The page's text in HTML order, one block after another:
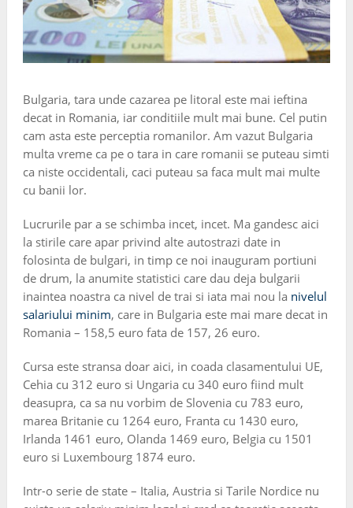
Bulgaria, tara unde cazarea pe litoral este mai ieftina
decat in Romania, iar conditiile mult mai bune. Cel putin
cam asta este perceptia romanilor. Am vazut Bulgaria
multa vreme ca pe o tara in care romanii se puteau simti
ca niste occidentali, caci puteau sa faca mult mai multe
cu banii lor.
Lucrurile par a se schimba incet, incet. Ma gandesc aici
la stirile care apar privind alte autostrazi date in
folosinta de bulgari, in timp ce noi inauguram portiuni
de drum, la anumite statistici care dau deja bulgarii
inaintea noastra ca nivel de trai si iata mai nou la nivelul
salariului minim, care in Bulgaria este mai mare decat in
Romania – 158,5 euro fata de 157, 26 euro.
Cursa este stransa doar aici, in coada clasamentului UE,
Cehia cu 312 euro si Ungaria cu 340 euro fiind mult
deasupra, ca sa nu vorbim de Slovenia cu 783 euro,
marea Britanie cu 1264 euro, Franta cu 1430 euro,
Irlanda 1461 euro, Olanda 1469 euro, Belgia cu 1501
euro si Luxembourg 1874 euro.
Intr-o serie de state – Italia, Austria si Tarile Nordice nu